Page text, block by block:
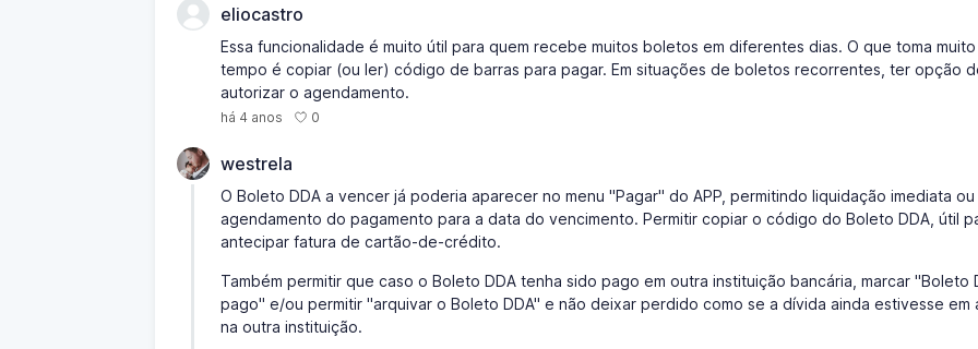
eliocastro
Essa funcionalidade é muito útil para quem recebe muitos boletos em diferentes dias. O que toma muito
tempo é copiar (ou ler) código de barras para pagar. Em situações de boletos recorrentes, ter opção
autorizar o agendamento.
há 4 anos 0
westrela
O Boleto DDA a vencer já poderia aparecer no menu "Pagar" do APP, permitindo liquidação imediata ou
agendamento do pagamento para a data do vencimento. Permitir copiar o código do Boleto DDA, útil
antecipar fatura de cartão-de-crédito.
Também permitir que caso o Boleto DDA tenha sido pago em outra instituição bancária, marcar "Boleto
pago" e/ou permitir "arquivar o Boleto DDA" e não deixar perdido como se a dívida ainda estivesse em
na outra instituição.